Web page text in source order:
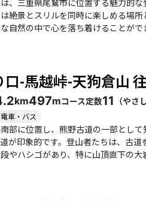
、三重県尾鷲市に位置する魅力的
同時に楽しめる場所となっています。 登山のスタート地点は道の駅海
自然の中で心を落ち着けることが
す。 また、便石山から天狗倉山への道のりも魅力的で、途中には牛の背と呼ばれるスポッ
素晴らしい景色を楽しむことがで
と一緒に登ることで、より楽しい思い出を作
しょう。季節ごとの魅力もあり、春
きるグルメスポットも多く、特に「鬼瓦」の刺身
わえるコースであり、訪れる価値が
-馬越峠-天狗倉山
km497mコース定数11 （やさ
電車・バス
部に位置し、熊野古道の一部とし
が印象的です。登山者たちは、古道を
やハシゴがあり、特に山頂直下の